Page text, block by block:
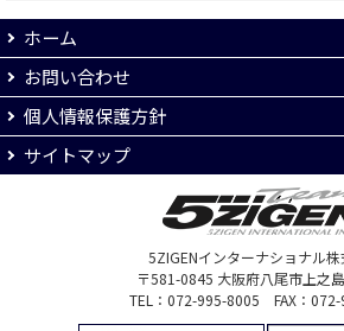
ホーム
お問い合わせ
個人情報保護方針
サイトマップ
5ZIGENインターナショナル
〒581-0845 大阪府八尾市上之
TEL：072-995-8005 FAX：